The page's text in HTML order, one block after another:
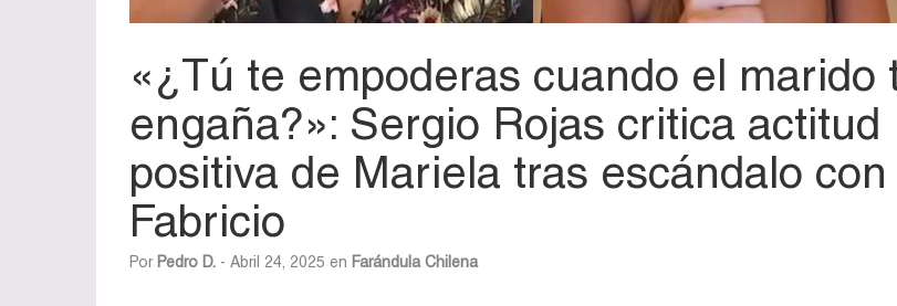
«¿Tú te empoderas cuando el marido
engaña?»: Sergio Rojas critica actitud
positiva de Mariela tras escándalo con
Fabricio
Por Pedro D. - Abril 24, 2025 en Farándula Chilena